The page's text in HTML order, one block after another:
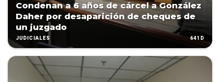
Condenan a 6 años de cárcel a González
Daher por desaparición de cheques de
un juzgado
JUDICIALES 641D